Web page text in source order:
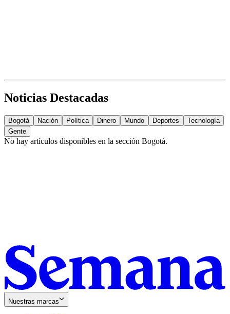
Noticias Destacadas
Bogotá Nación Política Dinero Mundo Deportes
Tecnología
Gente
No hay artículos disponibles en la sección Bogotá.
Nuestras marcas